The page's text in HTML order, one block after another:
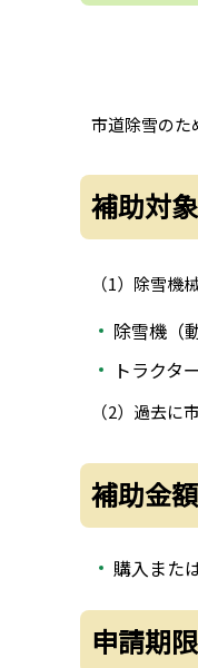
市道除雪のた
補助対象
（1）除雪機
除雪機（
トラクタ
（2）過去
補助金額
購入また
申請期